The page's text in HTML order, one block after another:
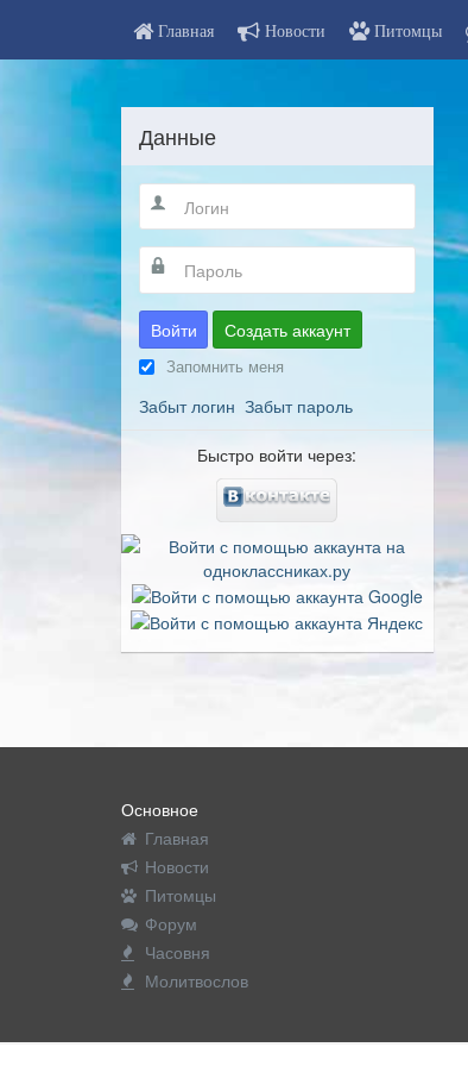
Главная Новости Питомцы
Данные
Войти Создать аккаунт
Запомнить меня
Забыт логин Забыт пароль
Быстро войти через:
Основное
Главная
Новости
Питомцы
Форум
Часовня
Молитвослов